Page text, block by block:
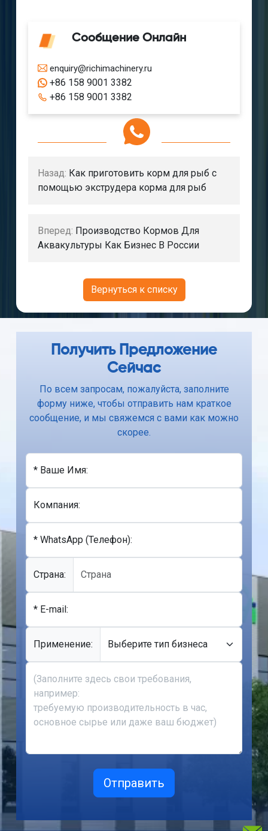
Сообщение Онлайн
enquiry@richimachinery.ru
+86 158 9001 3382
+86 158 9001 3382
Назад: Как приготовить корм для рыб с
помощью экструдера корма для рыб
Вперед: Производство Кормов Для
Аквакультуры Как Бизнес В России
Вернуться к списку
Получить Предложение
Сейчас
По всем запросам, пожалуйста, заполните
форму ниже, чтобы отправить нам краткое
сообщение, и мы свяжемся с вами как можно
скорее.
* Ваше Имя:
Компания:
* WhatsApp (Телефон):
Cтрана:
* E-mail:
Применение: